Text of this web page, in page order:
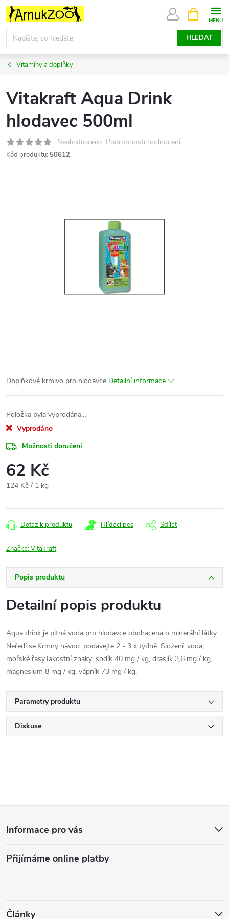
Přejít
obsah
HLEDAT
NÁKUPNÍ
KOŠÍK
Vitamíny a doplňky
Vitakraft Aqua Drink
hlodavec 500ml
Neohodnoceno Podrobnosti hodnocení
Kód produktu: 50612
Doplňkové krmivo pro hlodavce Detailní informace
Položka byla vyprodána…
Vyprodáno
Možnosti doručení
62 Kč
Měrná
124 Kč / 1 kg
Dotaz k produktu Hlídací pes Sdílet
Značka:Vitakraft
Popis produktu
Detailní popis produktu
Aqua drink je pitná voda pro hlodavce obohacená o minerální látky.
Neředí se.Krmný návod: podávejte 2 - 3 x týdně. Složení: voda,
mořské řasy.Jakostní znaky: sodík 40 mg / kg, draslík 3,6 mg / kg,
magnesium 8 mg / kg, vápník 73 mg / kg.
Parametry produktu
Diskuse
p
Informace pro vás
Přijímáme online platby
Články